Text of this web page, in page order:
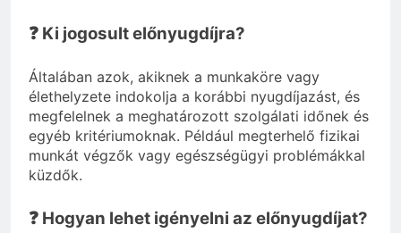
❓ Ki jogosult előnyugdíjra?
Általában azok, akiknek a munkaköre vagy
élethelyzete indokolja a korábbi nyugdíjazást, és
megfelelnek a meghatározott szolgálati időnek és
egyéb kritériumoknak. Például megterhelő fizikai
munkát végzők vagy egészségügyi problémákkal
küzdők.
❓ Hogyan lehet igényelni az előnyugdíjat?